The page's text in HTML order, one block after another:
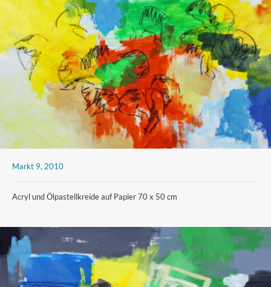
Markt 9, 2010
Acryl und Ölpastellkreide auf Papier 70 x 50 cm